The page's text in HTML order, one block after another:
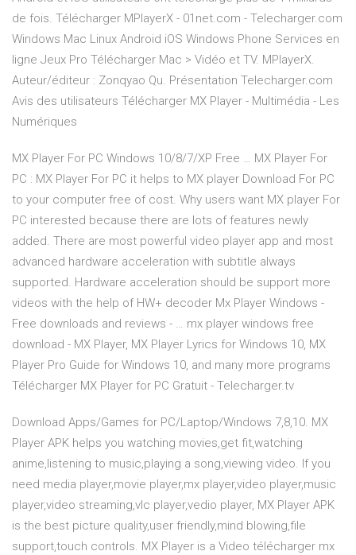
de fois. Télécharger MPlayerX - 01net.com - Telecharger.com
Windows Mac Linux Android iOS Windows Phone Services en
ligne Jeux Pro Télécharger Mac > Vidéo et TV. MPlayerX.
Auteur/éditeur : Zonqyao Qu. Présentation Telecharger.com
Avis des utilisateurs Télécharger MX Player - Multimédia - Les
Numériques
MX Player For PC Windows 10/8/7/XP Free … MX Player For
PC : MX Player For PC it helps to MX player Download For PC
to your computer free of cost. Why users want MX player For
PC interested because there are lots of features newly
added. There are most powerful video player app and most
advanced hardware acceleration with subtitle always
supported. Hardware acceleration should be support more
videos with the help of HW+ decoder Mx Player Windows -
Free downloads and reviews - … mx player windows free
download - MX Player, MX Player Lyrics for Windows 10, MX
Player Pro Guide for Windows 10, and many more programs
Télécharger MX Player for PC Gratuit - Telecharger.tv
Download Apps/Games for PC/Laptop/Windows 7,8,10. MX
Player APK helps you watching movies,get fit,watching
anime,listening to music,playing a song,viewing video. If you
need media player,movie player,mx player,video player,music
player,video streaming,vlc player,vedio player, MX Player APK
is the best picture quality,user friendly,mind blowing,file
support,touch controls. MX Player is a Video télécharger mx